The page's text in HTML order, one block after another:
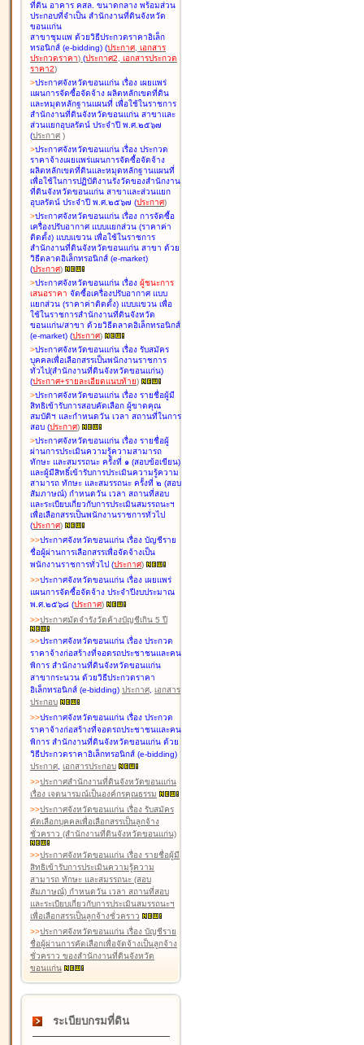
ที่ดิน อาคาร คสล. ขนาดกลาง พร้อมส่วน
ประกอบที่จำเป็น สำนักงานที่ดินจังหวัด
ขอนแก่น
สาขาชุมแพ ด้วยวิธีประกวดราคาอิเล็ก
ทรอนิกส์ (e-bidding) (ประกาศ, เอกสาร
ประกวดราคา) (ประกาศ2, เอกสารประกวด
ราคา2)
>ประกาศจังหวัดขอนแก่น เรื่อง เผยแพร่
แผนการจัดซื้อจัดจ้าง ผลิตหลักเขตที่ดิน
และหมุดหลักฐานแผนที่ เพื่อใช้ในราชการ
สำนักงานที่ดินจังหวัดขอนแก่น สาขาและ
ส่วนแยกอุบลรัตน์ ประจำปี พ.ศ.๒๕๖๗
(ประกาศ )
>ประกาศจังหวัดขอนแก่น เรื่อง ประกวด
ราคาจ้างเผยแพร่แผนการจัดซื้อจัดจ้าง
ผลิตหลักเขตที่ดินและหมุดหลักฐานแผนที่
เพื่อใช้ในการปฏิบัติงานรังวัดของสำนักงาน
ที่ดินจังหวัดขอนแก่น สาขาและส่วนแยก
อุบลรัตน์ ประจำปี พ.ศ.๒๕๖๗ (ประกาศ)
>ประกาศจังหวัดขอนแก่น เรื่อง การจัดซื้อ
เครื่องปรับอากาศ แบบแยกส่วน (ราคาค่า
ติดตั้ง) แบบแขวน เพื่อใช้ในราชการ
สำนักงานที่ดินจังหวัดขอนแก่น สาขา ด้วย
วิธีตลาดอิเล็กทรอนิกส์ (e-market)
(ประกาศ)
>ประกาศจังหวัดขอนแก่น เรื่อง ผู้ชนะการ
เสนอราคา จัดซื้อเครื่องปรับอากาศ แบบ
แยกส่วน (ราคาค่าติดตั้ง) แบบแขวน เพื่อ
ใช้ในราชการสำนักงานที่ดินจังหวัด
ขอนแก่น/สาขา ด้วยวิธีตลาดอิเล็กทรอนิกส์
(e-market) (ประกาศ)
>ประกาศจังหวัดขอนแก่น เรื่อง รับสมัคร
บุคคลเพื่อเลือกสรรเป็นพนักงานราชการ
ทั่วไป(สำนักงานที่ดินจังหวัดขอนแก่น)
(ประกาศ+รายละเอียดแนบท้าย)
>ประกาศจังหวัดขอนแก่น เรื่อง รายชื่อผู้มี
สิทธิเข้ารับการสอบคัดเลือก ผู้ขาดคุณ
สมบัติฯ และกำหนดวัน เวลา สถานที่ในการ
สอบ (ประกาศ)
>ประกาศจังหวัดขอนแก่น เรื่อง รายชื่อผู้
ผ่านการประเมินความรู้ความสามารถ
ทักษะ และสมรรถนะ ครั้งที่ ๑ (สอบข้อเขียน)
และผู้มีสิทธิ์เข้ารับการประเมินความรู้ความ
สามารถ ทักษะ และสมรรถนะ ครั้งที่ ๒ (สอบ
สัมภาษณ์) กำหนดวัน เวลา สถานที่สอบ
และระเบียบเกี่ยวกับการประเมินสมรรถนะฯ
เพื่อเลือกสรรเป็นพนักงานราชการทั่วไป
(ประกาศ)
>>ประกาศจังหวัดขอนแก่น เรื่อง บัญชีราย
ชื่อผู้ผ่านการเลือกสรรเพื่อจัดจ้างเป็น
พนักงานราชการทั่วไป (ประกาศ)
>>ประกาศจังหวัดขอนแก่น เรื่อง เผยแพร่
แผนการจัดซื้อจัดจ้าง ประจำปีงบประมาณ
พ.ศ.๒๕๖๘ (ประกาศ)
>>ประกาศมัดจำรังวัดค้างบัญชีเกิน 5 ปี
>>ประกาศจังหวัดขอนแก่น เรื่อง ประกวด
ราคาจ้างก่อสร้างที่จอดรถประชาชนและคน
พิการ สำนักงานที่ดินจังหวัดขอนแก่น
สาขากระนวน ด้วยวิธีประกวดราคา
อิเล็กทรอนิกส์ (e-bidding) ประกาศ, เอกสาร
ประกอบ
>>ประกาศจังหวัดขอนแก่น เรื่อง ประกวด
ราคาจ้างก่อสร้างที่จอดรถประชาชนและคน
พิการ สำนักงานที่ดินจังหวัดขอนแก่น ด้วย
วิธีประกวดราคาอิเล็กทรอนิกส์ (e-bidding)
ประกาศ, เอกสารประกอบ
>>ประกาศสำนักงานที่ดินจังหวัดขอนแก่น
เรื่อง เจตนารมณ์เป็นองค์กรคุณธรรม
>>ประกาศจังหวัดขอนแก่น เรื่อง รับสมัคร
คัดเลือกบุคคลเพื่อเลือกสรรเป็นลูกจ้าง
ชั่วคราว (สำนักงานที่ดินจังหวัดขอนแก่น)
>>ประกาศจังหวัดขอนแก่น เรื่อง รายชื่อผู้มี
สิทธิเข้ารับการประเมินความรู้ความ
สามารถ ทักษะ และสมรรถนะ (สอบ
สัมภาษณ์) กำหนดวัน เวลา สถานที่สอบ
และระเบียบเกี่ยวกับการประเมินสมรรถนะฯ
เพื่อเลือกสรรเป็นลูกจ้างชั่วคราว
>>ประกาศจังหวัดขอนแก่น เรื่อง บัญชีราย
ชื่อผู้ผ่านการคัดเลือกเพื่อจัดจ้างเป็นลูกจ้าง
ชั่วคราว ของสำนักงานที่ดินจังหวัด
ขอนแก่น
ระเบียบกรมที่ดิน